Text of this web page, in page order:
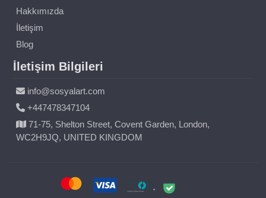
Hakkımızda
İletişim
Blog
İletişim Bilgileri
info@sosyalart.com
+447478347104
71-75, Shelton Street, Covent Garden, London,
WC2H9JQ, UNITED KINGDOM